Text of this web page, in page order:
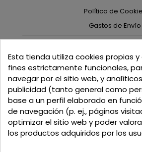
Política de
Gastos de Envío
C/ Delgadillo Nº 7 -
Talavera de la Reina -
Llamadnos:+34 925 82 02 19
Email:
Verano:
Mañanas: de 09:00h a
Esta tienda utiliza cookies propias
fines estrictamente funcionales,
navegar por el sitio web, y
publicidad (tanto general como
base a un perfil elaborado en
de navegación (p. ej., páginas
optimizar el sitio web y poder
los productos adquiridos por los